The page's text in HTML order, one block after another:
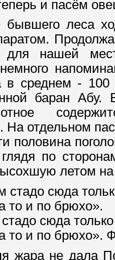
и пасём
леса
нашей
в среднем -
баран Абу.
На отдельном
половина
по
летом
сюда
то и по брюхо».
жара не дала